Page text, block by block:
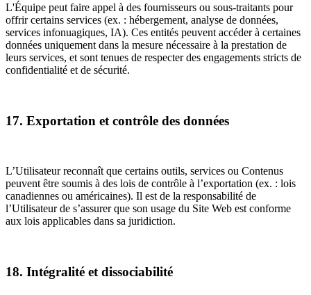
L'Équipe peut faire appel à des fournisseurs ou sous-traitants pour
offrir certains services (ex. : hébergement, analyse de données,
services infonuagiques, IA). Ces entités peuvent accéder à certaines
données uniquement dans la mesure nécessaire à la prestation de
leurs services, et sont tenues de respecter des engagements stricts de
confidentialité et de sécurité.
17. Exportation et contrôle des données
L’Utilisateur reconnaît que certains outils, services ou Contenus
peuvent être soumis à des lois de contrôle à l’exportation (ex. : lois
canadiennes ou américaines). Il est de la responsabilité de
l’Utilisateur de s’assurer que son usage du Site Web est conforme
aux lois applicables dans sa juridiction.
18. Intégralité et dissociabilité